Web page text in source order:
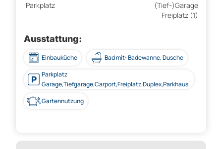
Parkplatz
(Tief-)Garage
Freiplatz (1)
Ausstattung:
Einbauküche
Bad mit: Badewanne, Dusche
Parkplatz
Garage,Tiefgarage,Carport,Freiplatz,Duplex,Parkhaus
Gartennutzung